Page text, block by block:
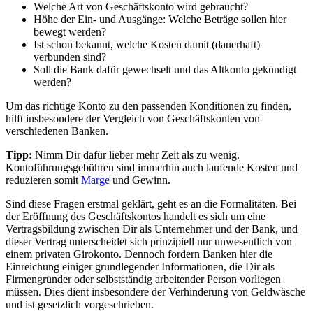
Welche Art von Geschäftskonto wird gebraucht?
Höhe der Ein- und Ausgänge: Welche Beträge sollen hier
bewegt werden?
Ist schon bekannt, welche Kosten damit (dauerhaft)
verbunden sind?
Soll die Bank dafür gewechselt und das Altkonto gekündigt
werden?
Um das richtige Konto zu den passenden Konditionen zu finden,
hilft insbesondere der Vergleich von Geschäftskonten von
verschiedenen Banken.
Tipp: Nimm Dir dafür lieber mehr Zeit als zu wenig.
Kontoführungsgebühren sind immerhin auch laufende Kosten und
reduzieren somit Marge und Gewinn.
Sind diese Fragen erstmal geklärt, geht es an die Formalitäten. Bei
der Eröffnung des Geschäftskontos handelt es sich um eine
Vertragsbildung zwischen Dir als Unternehmer und der Bank, und
dieser Vertrag unterscheidet sich prinzipiell nur unwesentlich von
einem privaten Girokonto. Dennoch fordern Banken hier die
Einreichung einiger grundlegender Informationen, die Dir als
Firmengründer oder selbstständig arbeitender Person vorliegen
müssen. Dies dient insbesondere der Verhinderung von Geldwäsche
und ist gesetzlich vorgeschrieben.